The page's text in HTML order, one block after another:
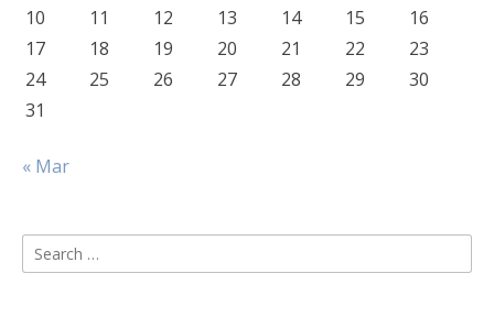
10
11 12 13 14 15
16
17
18 19 20 21 22
23
24
25 26 27 28 29
30
31
« Mar
Search
for: